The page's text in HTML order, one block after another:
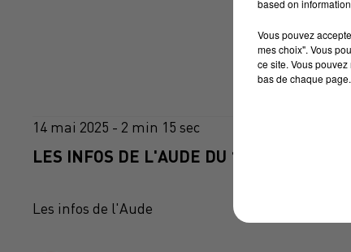
14 mai 2025 - 2 min 15 sec
LES INFOS DE L'AUDE DU 14/05/2025 À
Les infos de l'Aude
based on
Vous pouvez
mes choix". Vous
ce site. Vous
bas de chaque page.